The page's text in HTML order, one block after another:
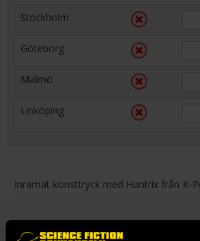
Stockholm
Göteborg
Malmö
Linköping
Inramat konsttryck med Huntrix från K-
Mer från Pyramid